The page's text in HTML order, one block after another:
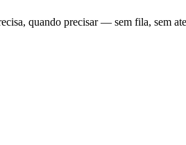
quando precisar — sem fila, sem